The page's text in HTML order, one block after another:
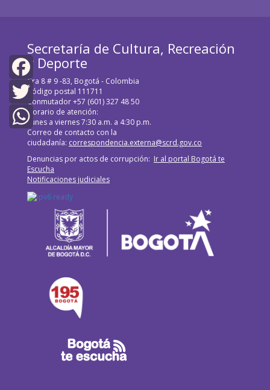
Facebook
Twitter
WhatsApp
Secretaría de Cultura, Recreación
y Deporte
Cra 8 # 9 -83, Bogotá - Colombia
Código postal 111711
Conmutador +57 (601) 327 48 50
Horario de atención:
Lunes a viernes 7:30 a.m. a 4:30 p.m.
Correo de contacto con la
ciudadanía: correspondencia.externa@scrd.gov.co
Denuncias por actos de corrupción: Ir al portal Bogotá te
Escucha
Notificaciones judiciales